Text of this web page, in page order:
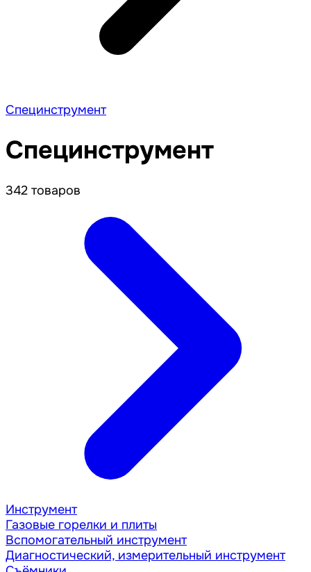
Специнструмент
Специнструмент
342 товаров
Инструмент
Газовые горелки и плиты
Вспомогательный инструмент
Диагностический, измерительный инструмент